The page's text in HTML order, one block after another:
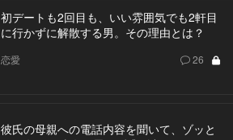
初デートも2回目も、いい雰囲気でも2軒目
に行かずに解散する男。その理由とは？
恋愛 26
彼氏の母親への電話内容を聞いて、ゾッと